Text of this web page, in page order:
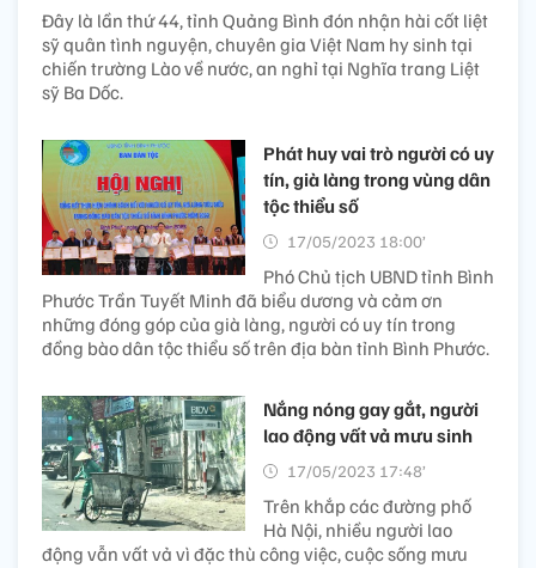
Đây là lần thứ 44, tỉnh Quảng Bình đón nhận hài cốt liệt
sỹ quân tình nguyện, chuyên gia Việt Nam hy sinh tại
chiến trường Lào về nước, an nghỉ tại Nghĩa trang Liệt
sỹ Ba Dốc.
Phát huy vai trò người có uy
tín, già làng trong vùng dân
tộc thiểu số
17/05/2023 18:00’
Phó Chủ tịch UBND tỉnh Bình
Phước Trần Tuyết Minh đã biểu dương và cảm ơn
những đóng góp của già làng, người có uy tín trong
đồng bào dân tộc thiểu số trên địa bàn tỉnh Bình Phước.
Nắng nóng gay gắt, người
lao động vất vả mưu sinh
17/05/2023 17:48’
Trên khắp các đường phố
Hà Nội, nhiều người lao
động vẫn vất vả vì đặc thù công việc, cuộc sống mưu